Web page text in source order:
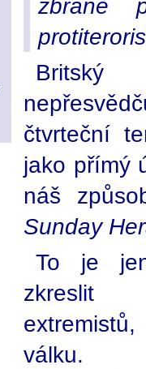
zbraně
Britský
čtvrteční
jako přímý
náš
Sunday
To je
zkreslit
válku.